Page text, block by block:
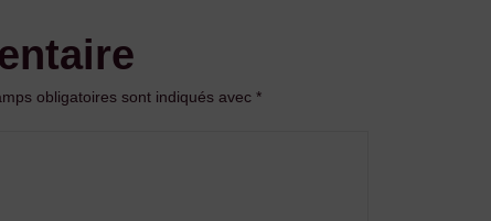
obligatoires sont indiqués avec*